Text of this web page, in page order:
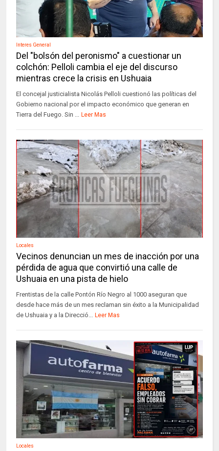
Interes General
Del "bolsón del peronismo" a cuestionar un
colchón: Pelloli cambia el eje del discurso
mientras crece la crisis en Ushuaia
El concejal justicialista Nicolás Pelloli cuestionó las políticas del
Gobierno nacional por el impacto económico que generan en
Tierra del Fuego. Sin ... Leer Mas
Locales
Vecinos denuncian un mes de inacción por una
pérdida de agua que convirtió una calle de
Ushuaia en una pista de hielo
Frentistas de la calle Pontón Río Negro al 1000 aseguran que
desde hace más de un mes reclaman sin éxito a la Municipalidad
de Ushuaia y a la Direcció... Leer Mas
Locales